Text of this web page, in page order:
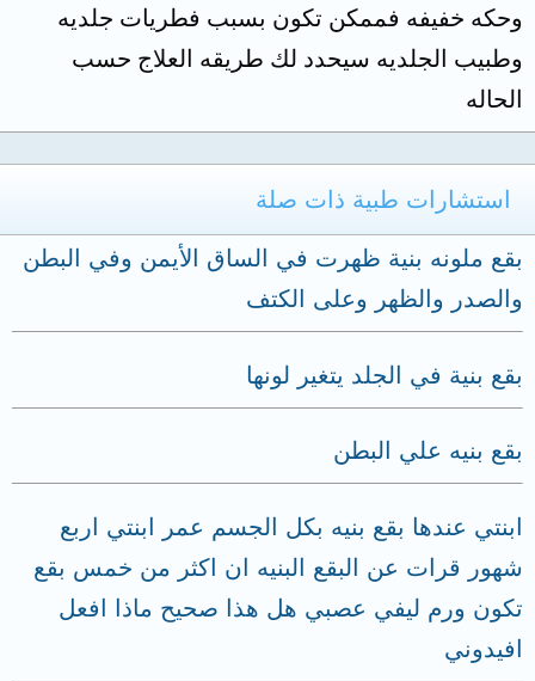
وحكه خفيفه فممكن تكون بسبب فطريات جلديه
وطبيب الجلديه سيحدد لك طريقه العلاج حسب
الحاله
استشارات طبية ذات صلة
بقع ملونه بنية ظهرت في الساق الأيمن وفي البطن
والصدر والظهر وعلى الكتف
بقع بنية في الجلد يتغير لونها
بقع بنيه علي البطن
ابنتي عندها بقع بنيه بكل الجسم عمر ابنتي اربع
شهور قرات عن البقع البنيه ان اكثر من خمس بقع
تكون ورم ليفي عصبي هل هذا صحيح ماذا افعل
افيدوني